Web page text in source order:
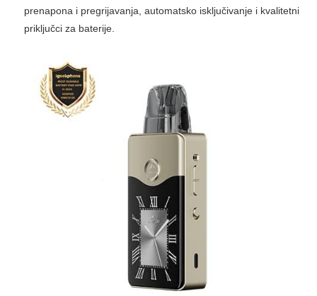
prenapona i pregrijavanja, automatsko isključivanje i kvalitetni
priključci za baterije.